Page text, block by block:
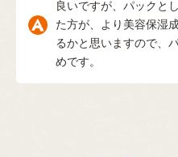
良いですが、パックと
た方が、より美容保湿
るかと思いますので、
めです。